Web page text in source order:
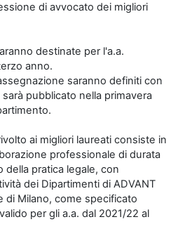
di avvocato dei migliori
destinate per l'a.a.
anno.
saranno definiti con
pubblicato nella primavera
ai migliori laureati consiste in
professionale di durata
della pratica legale, con
dei Dipartimenti di ADVANT
di Milano, come specificato
per gli a.a. dal 2021/22 al